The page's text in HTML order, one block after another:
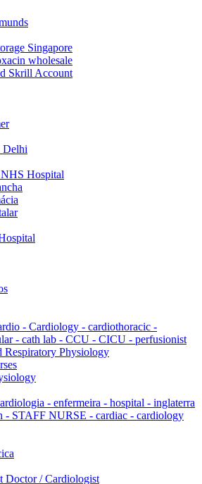
Singapore
wholesale
Skrill Account
Delhi
Hospital
- Cardiology - cardiothoracic -
- cath lab - CCU - CICU - perfusionist
Respiratory Physiology
- enfermeira - hospital - inglaterra
- STAFF NURSE - cardiac - cardiology
Doctor / Cardiologist